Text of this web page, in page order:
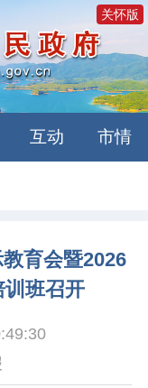
关怀版
互动 市情
育会暨2026
训班召开